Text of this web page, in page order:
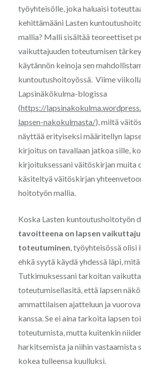
työyhteisölle, joka haluaisi
kehittämääni Lasten
mallia? Malli sisältää teoreettiset
vaikuttajuuden toteutumisen
käytännön keinoja sen
kuntoutushoitoyössä. Viime
Lapsinäkökulma-blogissa
(https://
lapsen-nakokulmasta/), miltä
näyttää erityiseksi määritellyn
kirjoitus on tavallaan jatkoa sille,
kirjoituksessani väitöskirjan muita
käsiteltyä väitöskirjan
hoitotyön mallia.
Koska Lasten kuntoutushoitotyön
tavoitteena on lapsen
toteutuminen, työyhteisössä olisi
ehkä syytä käydä yhdessä läpi,
Tutkimuksessani tarkoitan
toteutumisellasitä, että lapsen
ammattilaisen ajatteluun ja
kanssa. Se ei aina tarkoita lapsen
toteutumista, mutta kuitenkin
harkitsemista ja niihin vastaamista
kokea tulleensa kuulluksi.